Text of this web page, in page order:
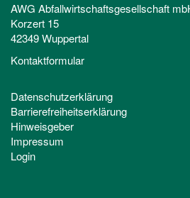
AWG Abfallwirtschaftsgesellschaft
Korzert 15
42349 Wuppertal
Kontaktformular
Datenschutzerklärung
Barrierefreiheitserklärung
Hinweisgeber
Impressum
Login